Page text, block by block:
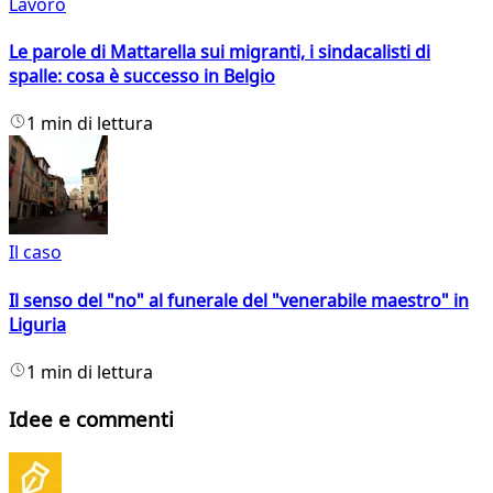
Le parole di Mattarella sui migranti, i sindacalisti di
spalle: cosa è successo in Belgio
1 min di lettura
Il caso
Il senso del "no" al funerale del "venerabile maestro" in
Liguria
1 min di lettura
Idee e commenti